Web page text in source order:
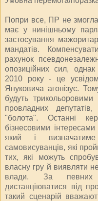
Попри все, ПР не змогла
має у нинішньому
застосування
мандатів.
рахунок
опозиційних сил,
2010 року - це
Януковича агонізує.
будуть
провладних
"болота". Останні
бізнесовими
який і
самовисуванців, які
тих, які можуть
власну гру й виявляти
влади. За певних
дистанціюватися від
такий сценарій